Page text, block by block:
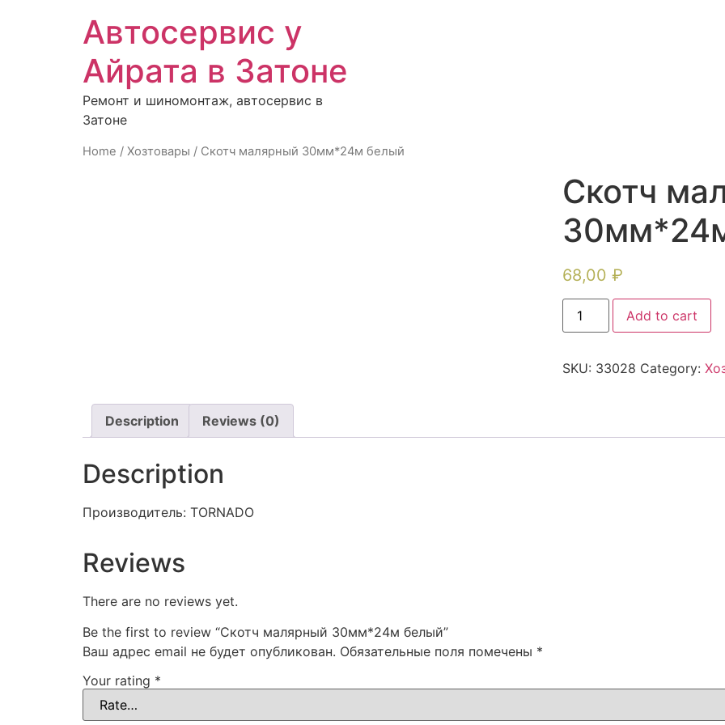
Автосервис у
Айрата в Затоне
Ремонт и шиномонтаж, автосервис в
Затоне
Home / Хозтовары / Скотч малярный 30мм*24м белый
Скотч
68,00 ₽
Add to cart
SKU: 33028 Category:
Description Reviews (0)
Description
Производитель: TORNADO
Reviews
There are no reviews yet.
Be the first to review “Скотч малярный 30мм*24м белый”
Ваш адрес email не будет опубликован. Обязательные поля помечены *
Your rating *